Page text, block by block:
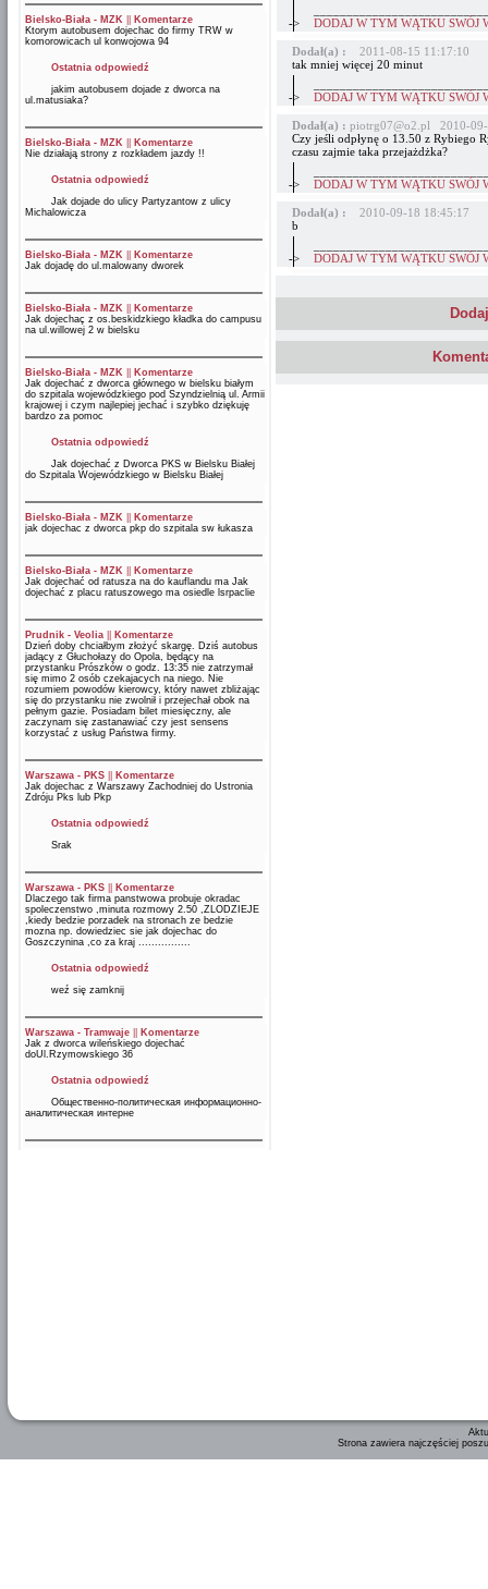
Bielsko-Biała - MZK
Komentarze
Ktorym autobusem dojechac do firmy TRW w
komorowicach ul konwojowa 94
Ostatnia odpowiedź
jakim autobusem dojade z dworca na
ul.matusiaka?
Bielsko-Biała - MZK
Komentarze
Nie działają strony z rozkładem jazdy !!
Ostatnia odpowiedź
Jak dojade do ulicy Partyzantow z ulicy
Michalowicza
Bielsko-Biała - MZK
Komentarze
Jak dojadę do ul.malowany dworek
Bielsko-Biała - MZK
Komentarze
Jak dojechaç z os.beskidzkiego kładka do campusu
na ul.willowej 2 w bielsku
Bielsko-Biała - MZK
Komentarze
Jak dojechać z dworca głównego w bielsku białym
do szpitala wojewódzkiego pod Szyndzielnią ul. Armii
krajowej i czym najlepiej jechać i szybko dziękuję
bardzo za pomoc
Ostatnia odpowiedź
Jak dojechać z Dworca PKS w Bielsku Białej
do Szpitala Wojewódzkiego w Bielsku Białej
Bielsko-Biała - MZK
Komentarze
jak dojechac z dworca pkp do szpitala sw łukasza
Bielsko-Biała - MZK
Komentarze
Jak dojechać od ratusza na do kauflandu ma Jak
dojechać z placu ratuszowego ma osiedle lsrpaclie
Prudnik - Veolia
Komentarze
Dzień doby chciałbym złożyć skargę. Dziś autobus
jadący z Głuchołazy do Opola, będący na
przystanku Prószków o godz. 13:35 nie zatrzymał
się mimo 2 osób czekajacych na niego. Nie
rozumiem powodów kierowcy, który nawet zbliżając
się do przystanku nie zwolnił i przejechał obok na
pełnym gazie. Posiadam bilet miesięczny, ale
zaczynam się zastanawiać czy jest sensens
korzystać z usług Państwa firmy.
Warszawa - PKS
Komentarze
Jak dojechac z Warszawy Zachodniej do Ustronia
Zdróju Pks lub Pkp
Ostatnia odpowiedź
Srak
Warszawa - PKS
Komentarze
Dlaczego tak firma panstwowa probuje okradac
spoleczenstwo ,minuta rozmowy 2.50 ,ZLODZIEJE
,kiedy bedzie porzadek na stronach ze bedzie
mozna np. dowiedziec sie jak dojechac do
Goszczynina ,co za kraj ................
Ostatnia odpowiedź
weź się zamknij
Warszawa - Tramwaje
Komentarze
Jak z dworca wileńskiego dojechać
doUl.Rzymowskiego 36
Ostatnia odpowiedź
Общественно-политическая информационно-
аналитическая интерне
->
DODAJ W TYM WĄTKU SWÓJ
Dodał(a) :
2011-08-15 11:17:10
tak mniej więcej 20 minut
->
DODAJ W TYM WĄTKU SWÓJ
Dodał(a) : piotrg07@o2.pl 2010-
Czy jeśli odpłynę o 13.50 z Rybiego
czasu zajmie taka przejażdżka?
->
DODAJ W TYM WĄTKU SWÓJ
Dodał(a) :
2010-09-18 18:45:17
b
->
DODAJ W TYM WĄTKU SWÓJ
Strona zawiera najczęściej